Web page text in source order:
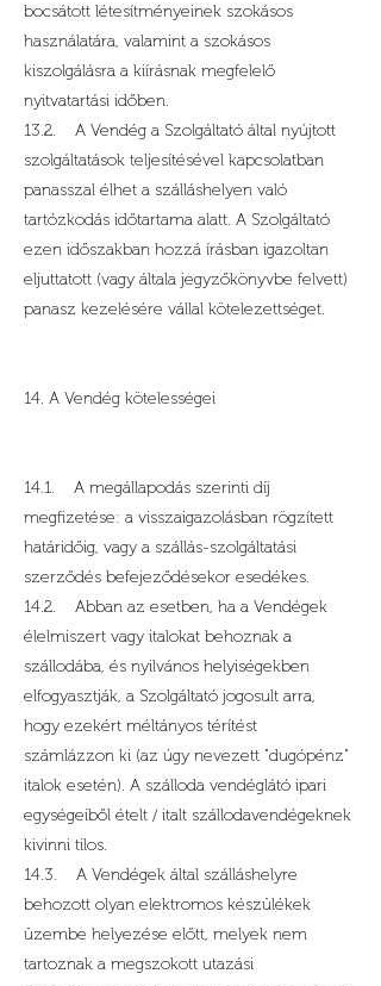
bocsátott létesítményeinek szokásos
használatára, valamint a szokásos
kiszolgálásra a kiírásnak megfelelő
nyitvatartási időben.
13.2. A Vendég a Szolgáltató által nyújtott
szolgáltatások teljesítésével kapcsolatban
panasszal élhet a szálláshelyen való
tartózkodás időtartama alatt. A Szolgáltató
ezen időszakban hozzá írásban igazoltan
eljuttatott (vagy általa jegyzőkönyvbe felvett)
panasz kezelésére vállal kötelezettséget.
14. A Vendég kötelességei
14.1. A megállapodás szerinti díj
megfizetése: a visszaigazolásban rögzített
határidőig, vagy a szállás-szolgáltatási
szerződés befejeződésekor esedékes.
14.2. Abban az esetben, ha a Vendégek
élelmiszert vagy italokat behoznak a
szállodába, és nyilvános helyiségekben
elfogyasztják, a Szolgáltató jogosult arra,
hogy ezekért méltányos térítést
számlázzon ki (az úgy nevezett "dugópénz"
italok esetén). A szálloda vendéglátó ipari
egységeiből ételt / italt szállodavendégeknek
kivinni tilos.
14.3. A Vendégek által szálláshelyre
behozott olyan elektromos készülékek
üzembe helyezése előtt, melyek nem
tartoznak a megszokott utazási